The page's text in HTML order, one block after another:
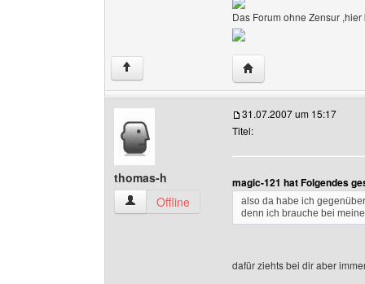
Das Forum ohne Zensur
↑ Website dieses
thomas-h
thomas-h Benutzer-Profile anzeigen
Offline
31.07.2007 um 15:17
Titel:
magic-121 hat Folgendes
also da habe ich
denn ich brauche bei
dafür ziehts bei dir aber